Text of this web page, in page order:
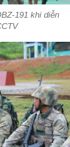
191 khi diễn